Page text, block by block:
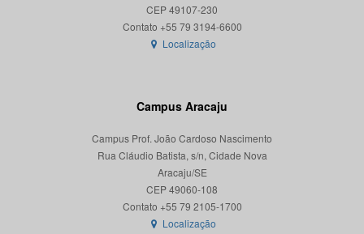
CEP 49107-230
Localização
Campus Aracaju
Campus Prof. João Cardoso Nascimento
Rua Cláudio Batista, s/n, Cidade Nova
Aracaju/SE
CEP 49060-108
Localização